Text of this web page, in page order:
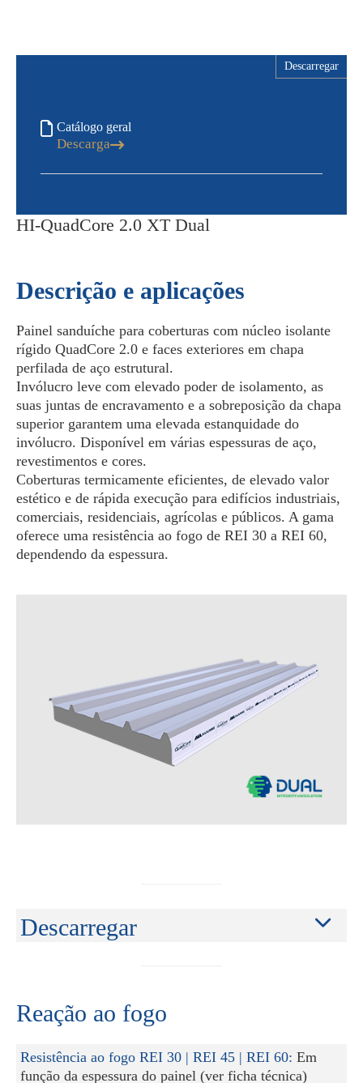
HI-QuadCore 2.0 XT Dual
Descrição e aplicações
Painel sanduíche para coberturas com núcleo isolante
rígido QuadCore 2.0 e faces exteriores em chapa
perfilada de aço estrutural.
Invólucro leve com elevado poder de isolamento, as
suas juntas de encravamento e a sobreposição da chapa
superior garantem uma elevada estanquidade do
invólucro. Disponível em várias espessuras de aço,
revestimentos e cores.
Coberturas termicamente eficientes, de elevado valor
estético e de rápida execução para edifícios industriais,
comerciais, residenciais, agrícolas e públicos. A gama
oferece uma resistência ao fogo de REI 30 a REI 60,
dependendo da espessura.
Descarregar
Reação ao fogo
Resistência ao fogo REI 30 | REI 45 | REI 60: Em
função da espessura do painel (ver ficha técnica)
Descarregar
Catálogo geral
Descarga